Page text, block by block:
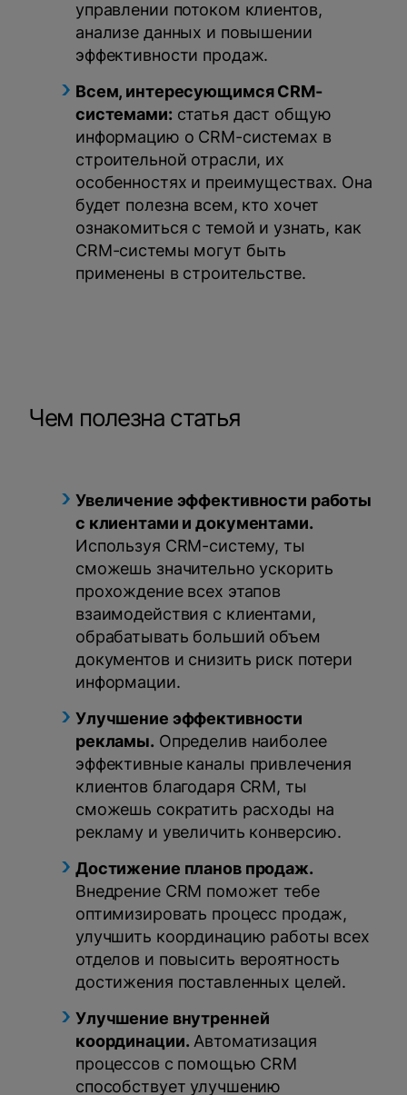
управлении потоком клиентов,
анализе данных и повышении
эффективности продаж.
Всем, интересующимся CRM-
системами: статья даст общую
информацию о CRM-системах в
строительной отрасли, их
особенностях и преимуществах. Она
будет полезна всем, кто хочет
ознакомиться с темой и узнать, как
CRM-системы могут быть
применены в строительстве.
Чем полезна статья
Увеличение эффективности работы
с клиентами и документами.
Используя CRM-систему, ты
сможешь значительно ускорить
прохождение всех этапов
взаимодействия с клиентами,
обрабатывать больший объем
документов и снизить риск потери
информации.
Улучшение эффективности
рекламы. Определив наиболее
эффективные каналы привлечения
клиентов благодаря CRM, ты
сможешь сократить расходы на
рекламу и увеличить конверсию.
Достижение планов продаж.
Внедрение CRM поможет тебе
оптимизировать процесс продаж,
улучшить координацию работы всех
отделов и повысить вероятность
достижения поставленных целей.
Улучшение внутренней
координации. Автоматизация
процессов с помощью CRM
способствует улучшению